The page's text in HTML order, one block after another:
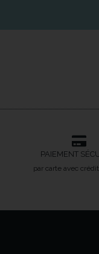
PAIEMENT
par carte avec